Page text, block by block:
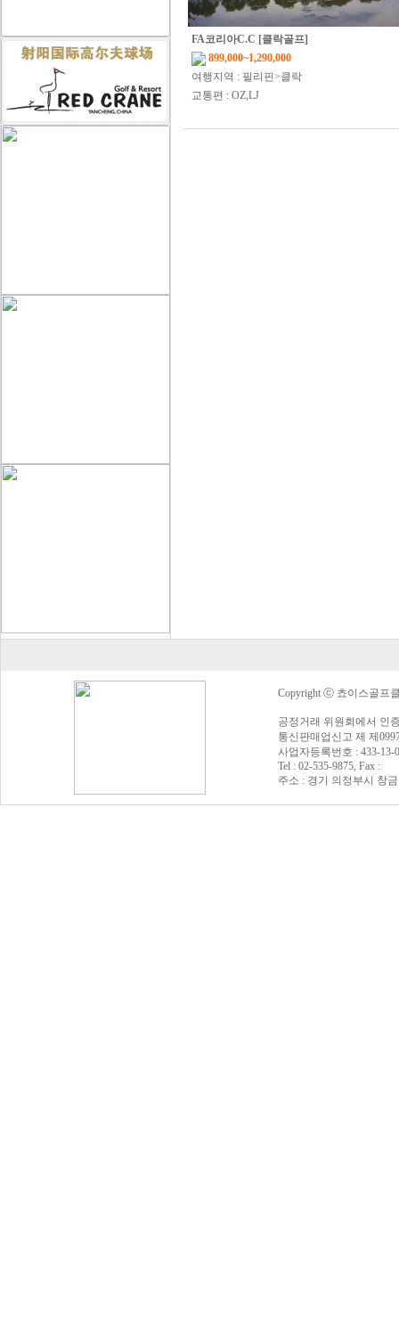
FA코리아C.C [클락골프]
899,000~1,290,000
여행지역 : 필리핀>클락
교통편 : OZ,LJ
Copyright ⓒ 쵸이스골프
공정거래 위원회에서 인
통신판매업신고 제 제
사업자등록번호 : 433-
Tel : 02-535-9875, Fax :
주소 : 경기 의정부시 창